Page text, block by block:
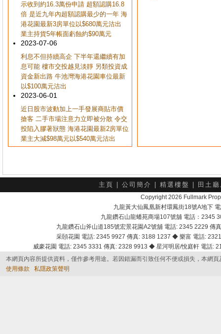
示收到約16.3萬份申請 超額認購16.8
倍 是近九年內超額認購最少的一年 海
港花園最新3房單位以$680萬元沽出
業主持貨5年帳面虧蝕約$90萬元
2023-07-06
利息不但持續高企 下半年還繼續有加
息可能 樓市交投越見淡靜 另類投資成
資金新出路 牛池灣海港花園車位最新
以$100萬元沽出
2023-06-01
近日股市波動加上一手發展商貼市價
搶客 二手市場注意力立即被分散 令交
投陷入膠著狀態 海港花園最新2房單位
業主大減$98萬元以$540萬元沽出
主頁 公司簡介 精選樓盤 田土
Copyright 2026 Fullmark
九龍黃大仙鳳凰新村環鳳街18號A地下
九龍鑽石山龍蟠苑商場107號舖 電話：2345
九龍鑽石山斧山道185號宏景花園A2號舖 電話: 2345 2229
采頣花園 電話: 2345 9927 傳真: 3188 1237 ◆ 樂富 電話:
威豪花園 電話: 2345 3331 傳真: 2328 9913 ◆ 星河明居/悅庭軒 電話
本網頁內容所提供資料，僅作參考用途。若因錯漏而引致任何不便或損失，本網
使用條款
私隱政策聲明